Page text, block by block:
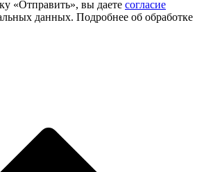
«Отправить», вы даете согласие
данных. Подробнее об обработке